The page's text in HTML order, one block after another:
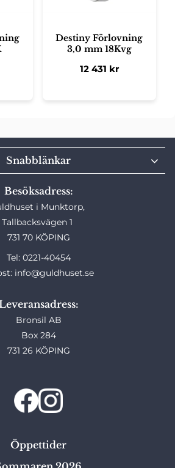
Destiny Förlovning
3,0 mm 18Kvg
12 431 kr
Besöksadress:
i Munktorp,
Tallbacksvägen 1
731 70 KÖPING
Tel: 0221-40454
info@guldhuset.se
Bronsil AB
Box 284
731 26 KÖPING
Snabblänkar
Öppettider